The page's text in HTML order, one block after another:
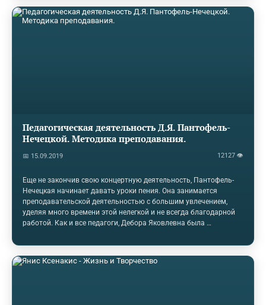
юношу в Вену, где по рекомендации профессора Ю. Эпштеина
Густав поступил в консерваторию. Событием огромного
значения в культурной жизни Ве­ны этого периода стал приезд в
Педагогическая деятельность Д.Я. Пантофель-
Нечецкой. Методика преподавания.
📅 15.09.2019 12127 👁
Еще не закончив свою концертную деятельность, Пантофель-
Нечецкая начинает давать уроки пения. Она занимается
преподавательской деятельностью с большим увлечением,
уделяя много времени этой нелегкой и не всегда благодарной
работой. Как и все педагоги, Дебора Яковлевна была
удовлетворена успехами своих учениц, глубоко переживала их
неудачи, и, конечно, испытывала огромный подъем и радость,
когда занятия приносили хорошие результаты. Как уже